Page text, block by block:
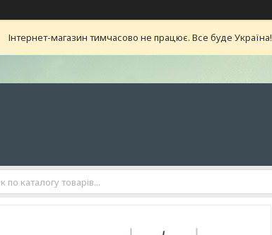
Інтернет-магазин тимчасово не працює. Все буде Україна!